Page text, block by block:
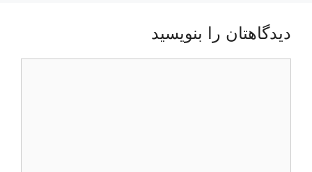
دیدگاهتان را بنویسید